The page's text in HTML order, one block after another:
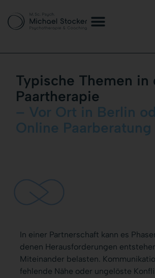
Typische Themen in
Paartherapie
– Vor Ort in Berlin
Online Paarberatung
In einer Partnerschaft kann es
denen Herausforderungen
Miteinander belasten.
fehlende Nähe oder ungelöste